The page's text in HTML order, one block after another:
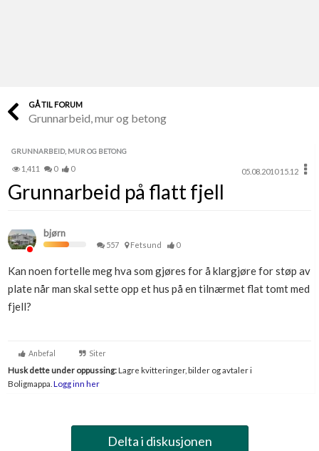
Finn håndverkere
Papirer som mangler
Skaff dokumentasjon som mangler
Kundeservice
Få svar på det du lurer på
Kom i gang med Boligmappa
Se din bolig? Klikk her
Få mer ut av Boligmappa
GÅ TIL FORUM
Grunnarbeid, mur og betong
GRUNNARBEID, MUR OG BETONG
1,411 0 0 05.08.2010 15.12
Grunnarbeid på flatt fjell
bjørn
557 Fetsund 0
Kan noen fortelle meg hva som gjøres for å klargjøre for støp av
plate når man skal sette opp et hus på en tilnærmet flat tomt med
fjell?
Anbefal Siter
Husk dette under oppussing:Lagre kvitteringer, bilder og avtaler i
Boligmappa. Logg inn her
Delta i diskusjonen